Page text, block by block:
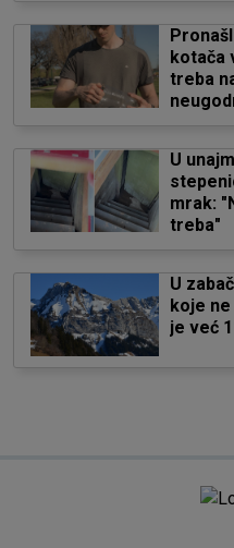
kotača
treba
U
mrak:
treba"
U
koje
je već